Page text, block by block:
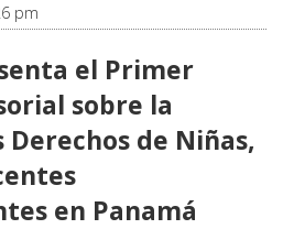
pm
el Primer
sobre la
de Niñas,
en Panamá